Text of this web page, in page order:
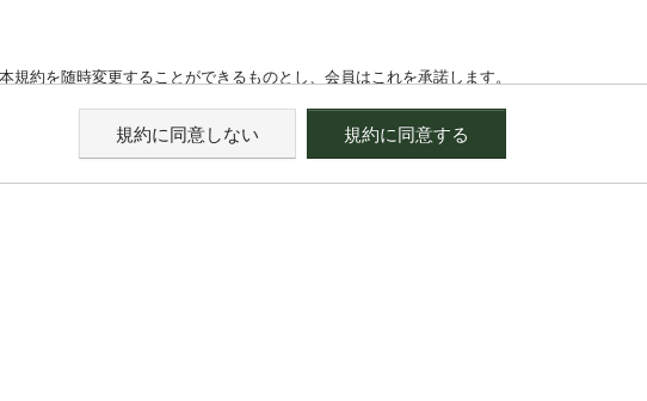
規約を随時変更することができるものとし、会員はこれを承諾します。
1ヵ月間表示した時点で、全ての会員が了承したものとみなします。
規約に同意しない 規約に同意する